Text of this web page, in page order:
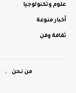
علوم وتكنولوجيا
أخبار منوعة
ثقافة وفن
من نحن